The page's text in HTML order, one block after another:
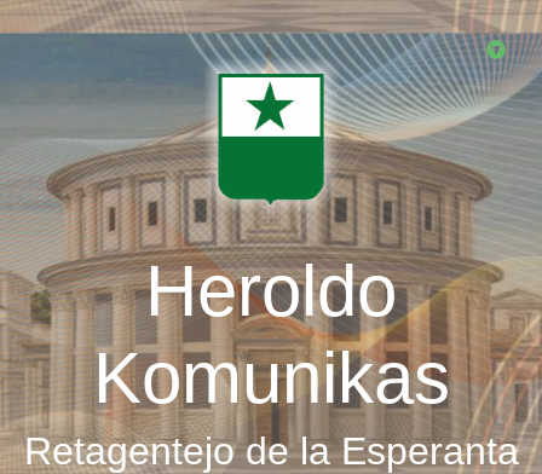
Skip
Heroldo
Komunikas
Retagentejo de la Esperanta